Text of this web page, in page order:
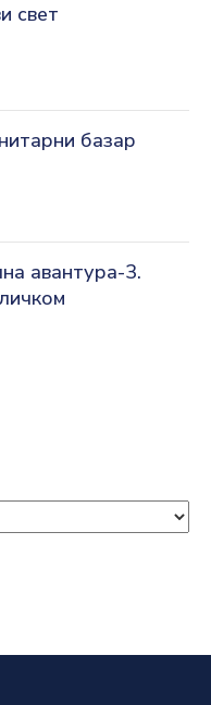
свет
базар
авантура-3.